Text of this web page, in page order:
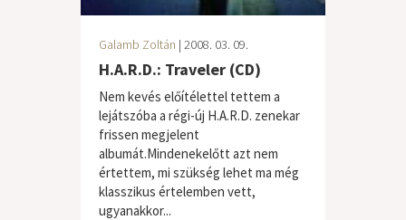
Galamb Zoltán | 2008. 03. 09.
H.A.R.D.: Traveler (CD)
Nem kevés előítélettel tettem a
lejátszóba a régi-új H.A.R.D. zenekar
frissen megjelent
albumát.Mindenekelőtt azt nem
értettem, mi szükség lehet ma még
klasszikus értelemben vett,
ugyanakkor...